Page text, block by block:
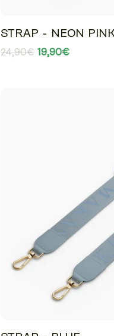
STRAP - NEON
24,90€ 19,90€